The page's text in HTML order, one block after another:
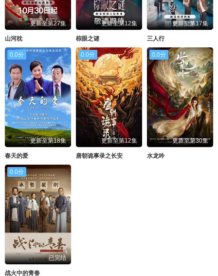
更新至第27集
山河枕
更新至第12集
棕眼之谜
更新至第17集
三人行
0.0分
更新至第18集
春天的爱
0.0分
更新至第12集
唐朝诡事录之长安
0.0分
更新至第30集
水龙吟
0.0分
已完结
战火中的青春